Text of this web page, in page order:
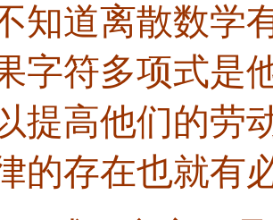
知道离散数学
字符多项式是
提高他们的劳
的存在也就有